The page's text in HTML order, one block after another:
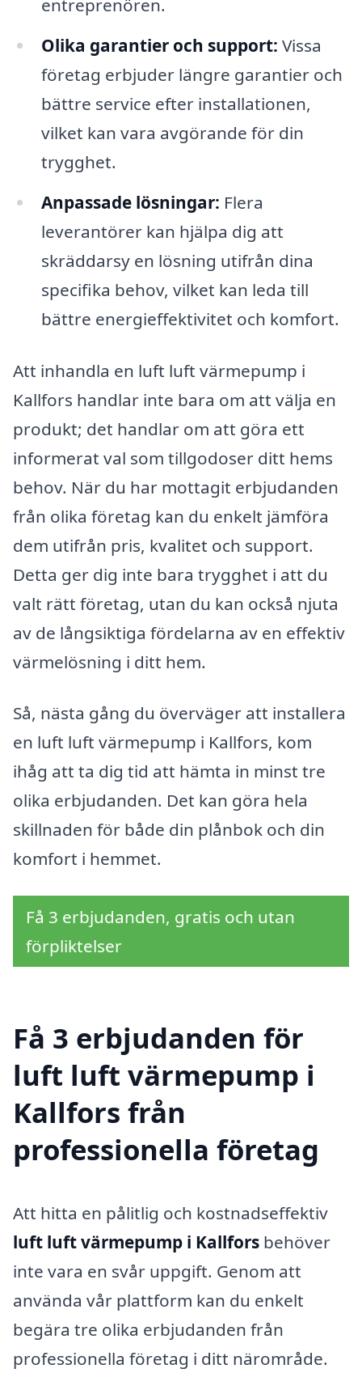
entreprenören.
Olika garantier och support: Vissa
företag erbjuder längre garantier och
bättre service efter installationen,
vilket kan vara avgörande för din
trygghet.
Anpassade lösningar: Flera
leverantörer kan hjälpa dig att
skräddarsy en lösning utifrån dina
specifika behov, vilket kan leda till
bättre energieffektivitet och komfort.
Att inhandla en luft luft värmepump i
Kallfors handlar inte bara om att välja en
produkt; det handlar om att göra ett
informerat val som tillgodoser ditt hems
behov. När du har mottagit erbjudanden
från olika företag kan du enkelt jämföra
dem utifrån pris, kvalitet och support.
Detta ger dig inte bara trygghet i att du
valt rätt företag, utan du kan också njuta
av de långsiktiga fördelarna av en effektiv
värmelösning i ditt hem.
Så, nästa gång du överväger att installera
en luft luft värmepump i Kallfors, kom
ihåg att ta dig tid att hämta in minst tre
olika erbjudanden. Det kan göra hela
skillnaden för både din plånbok och din
komfort i hemmet.
Få 3 erbjudanden, gratis och utan
förpliktelser
Få 3 erbjudanden för
luft luft värmepump i
Kallfors från
professionella företag
Att hitta en pålitlig och kostnadseffektiv
luft luft värmepump i Kallfors behöver
inte vara en svår uppgift. Genom att
använda vår plattform kan du enkelt
begära tre olika erbjudanden från
professionella företag i ditt närområde.